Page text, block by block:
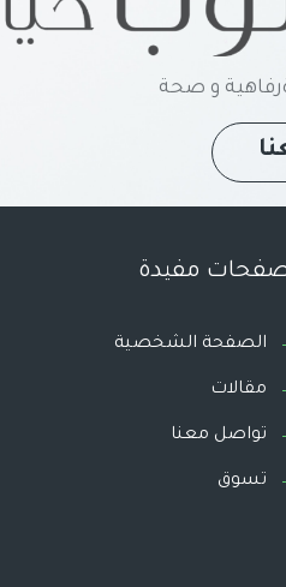
و صحة
مفيدة
الصفحة الشخصية
مقالات
تواصل معنا
تسوق